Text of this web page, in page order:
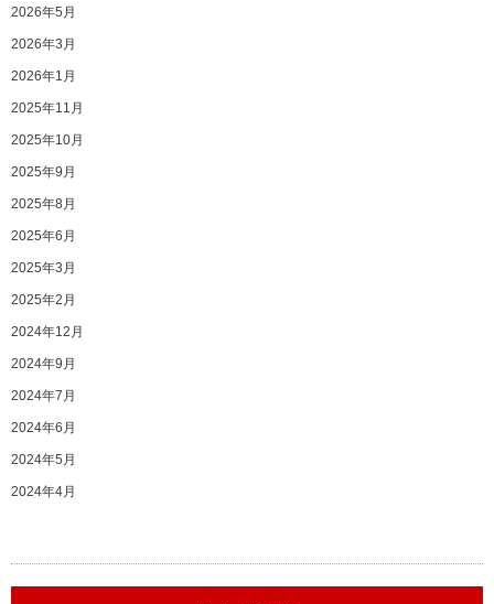
2026年5月
2026年3月
2026年1月
2025年11月
2025年10月
2025年9月
2025年8月
2025年6月
2025年3月
2025年2月
2024年12月
2024年9月
2024年7月
2024年6月
2024年5月
2024年4月